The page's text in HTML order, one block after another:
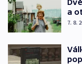
a
7. 8.